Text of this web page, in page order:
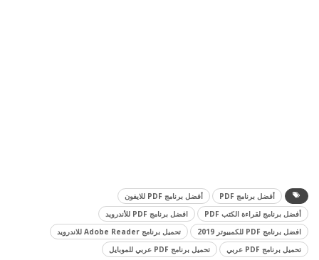
أفضل برنامج PDF
أفضل برنامج PDF للايفون
أفضل برنامج لقراءة الكتب PDF
افضل برنامج PDF للأندرويد
افضل برنامج PDF للكمبيوتر 2019
تحميل برنامج Adobe Reader للاندرويد
تحميل برنامج PDF عربي
تحميل برنامج PDF عربي للموبايل